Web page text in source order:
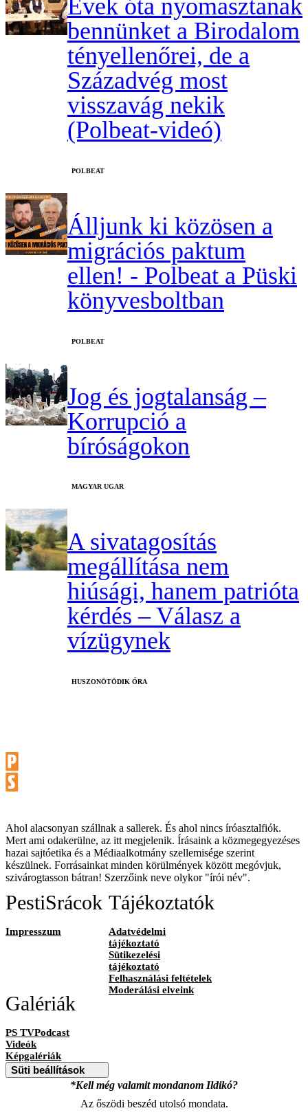
Évek óta nyomasztanak
bennünket a Birodalom
tényellenőrei, de a
Századvég most
visszavág nekik
(Polbeat-videó)
‎POLBEAT
Álljunk ki közösen a
migrációs paktum
ellen! - Polbeat a Püski
könyvesboltban
‎POLBEAT
Jog és jogtalanság –
Korrupció a
bíróságokon
MAGYAR UGAR
A sivatagosítás
megállítása nem
hiúsági, hanem patrióta
kérdés – Válasz a
vízügynek
HUSZONÖTÖDIK ÓRA
Ahol alacsonyan szállnak a sallerek. És ahol nincs íróasztalfiók.
Mert ami odakerülne, az itt megjelenik. Írásaink a közmegegyezéses
hazai sajtóetika és a Médiaalkotmány szellemisége szerint
készülnek. Forrásainkat minden körülmények között megóvjuk,
szivárogtasson bátran! Szerzőink neve olykor "írói név".
PestiSrácok
Impresszum
Tájékoztatók
Adatvédelmi
tájékoztató
Sütikezelési
tájékoztató
Felhasználási feltételek
Moderálási elveink
Galériák
PS TVPodcast
Videók
Képgalériák
Süti beállítások
*Kell még valamit mondanom Ildikó?
Az őszödi beszéd utolsó mondata.